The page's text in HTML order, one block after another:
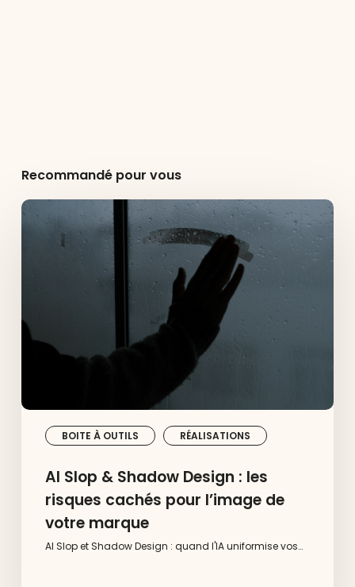
Recommandé pour vous
BOITE À OUTILS RÉALISATIONS
AI
Shadow
cachés
pour
l’image
marque
AI Slop & Shadow Design : les
risques cachés pour l’image de
votre marque
AI Slop et Shadow Design : quand l'IA uniformise vos…